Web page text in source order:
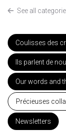
See all
Coulisses des
Ils parlent de
Our words and
Précieuses
Newsletters